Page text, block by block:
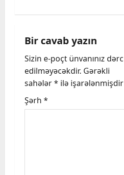
g
a
t
i
Bir cavab yazın
Sizin e-poçt ünvanınız dərc
edilməyəcəkdir. Gərəkli
sahələr* ilə işarələnmişdir
Şərh *